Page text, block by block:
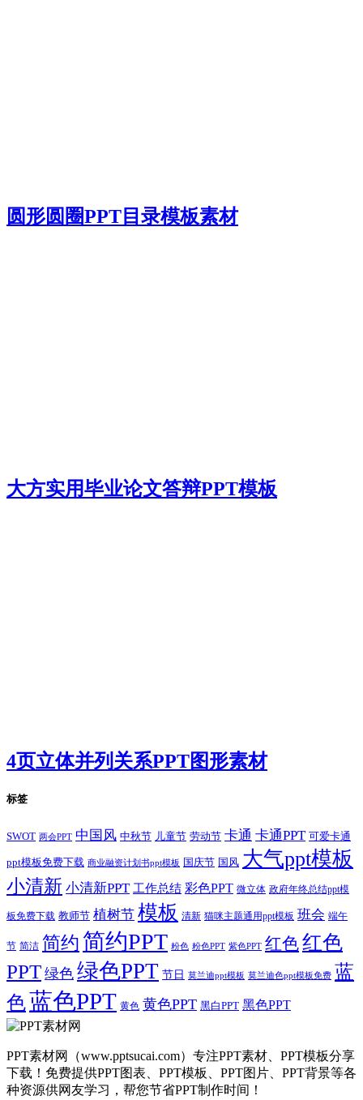
圆形圆圈PPT目录模板素材
大方实用毕业论文答辩PPT模板
4页立体并列关系PPT图形素材
标签
SWOT 两会PPT 中国风 中秋节 儿童节 劳动节 卡通 卡通PPT 可爱卡通
ppt模板免费下载 商业融资计划书ppt模板 国庆节 国风 大气ppt模板
小清新 小清新PPT 工作总结 彩色PPT 微立体 政府年终总结ppt模
板免费下载 教师节 植树节 模板 清新 猫咪主题通用ppt模板 班会 端午
节 简洁 简约 简约PPT 粉色 粉色PPT 紫色PPT 红色红色
PPT 绿色 绿色PPT 节日 莫兰迪ppt模板 莫兰迪色ppt模板免费 蓝
色蓝色PPT 黄色 黄色PPT 黑白PPT 黑色PPT
PPT素材网（www.pptsucai.com）专注PPT素材、PPT模板分享
下载！免费提供PPT图表、PPT模板、PPT图片、PPT背景等各
种资源供网友学习，帮您节省PPT制作时间！